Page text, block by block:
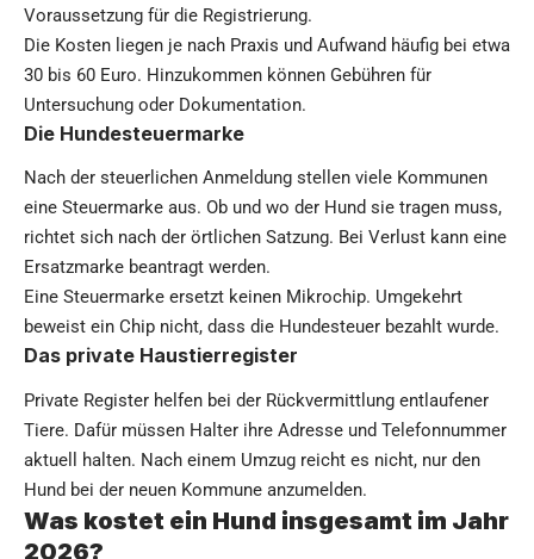
Voraussetzung für die Registrierung.
Die Kosten liegen je nach Praxis und Aufwand häufig bei etwa
30 bis 60 Euro. Hinzukommen können Gebühren für
Untersuchung oder Dokumentation.
Die Hundesteuermarke
Nach der steuerlichen Anmeldung stellen viele Kommunen
eine Steuermarke aus. Ob und wo der Hund sie tragen muss,
richtet sich nach der örtlichen Satzung. Bei Verlust kann eine
Ersatzmarke beantragt werden.
Eine Steuermarke ersetzt keinen Mikrochip. Umgekehrt
beweist ein Chip nicht, dass die Hundesteuer bezahlt wurde.
Das private Haustierregister
Private Register helfen bei der Rückvermittlung entlaufener
Tiere. Dafür müssen Halter ihre Adresse und Telefonnummer
aktuell halten. Nach einem Umzug reicht es nicht, nur den
Hund bei der neuen Kommune anzumelden.
Was kostet ein Hund insgesamt im Jahr
2026?